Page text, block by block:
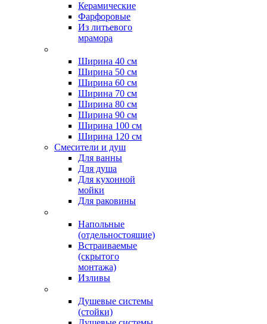
Керамические
Фарфоровые
Из литьевого
мрамора
Ширина 40 см
Ширина 50 см
Ширина 60 см
Ширина 70 см
Ширина 80 см
Ширина 90 см
Ширина 100 см
Ширина 120 см
Смесители и душ
Для ванны
Для душа
Для кухонной
мойки
Для раковины
Напольные
(отдельностоящие)
Встраиваемые
(скрытого
монтажа)
Изливы
Душевые системы
(стойки)